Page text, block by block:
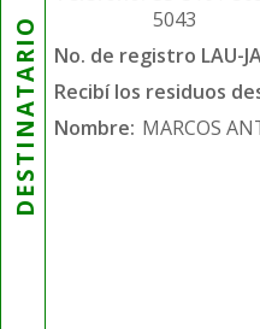
DESTINATARIO
5043
No. de registro LAU-
Recibí los residuos
Nombre: MARCOS